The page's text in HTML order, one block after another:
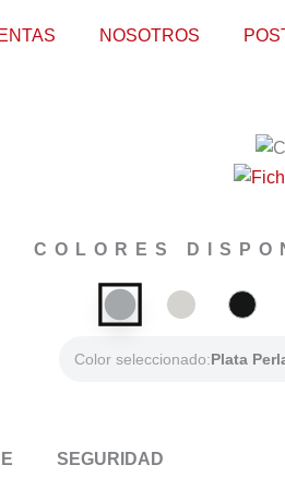
NOSOTROS
COLORES
Color seleccionado:Plata
SEGURIDAD